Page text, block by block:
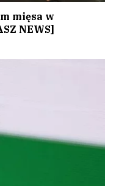
mięsa w
NEWS]